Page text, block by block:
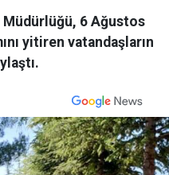
Müdürlüğü, 6 Ağustos
yitiren vatandaşların